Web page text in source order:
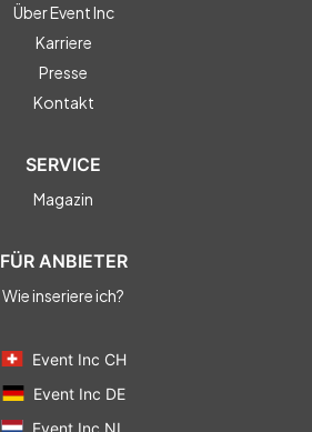
Über Event Inc
Karriere
Presse
Kontakt
SERVICE
Magazin
FÜR ANBIETER
Wie inseriere ich?
Event Inc CH
Event Inc DE
Event Inc NL